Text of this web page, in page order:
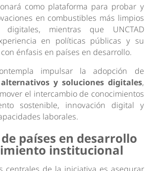
como plataforma para probar y
en combustibles más limpios
digitales, mientras que UNCTAD
en políticas públicas y su
énfasis en países en desarrollo.
impulsar la adopción de
y soluciones digitales,
el intercambio de conocimientos
sostenible, innovación digital y
laborales.
países en desarrollo
institucional